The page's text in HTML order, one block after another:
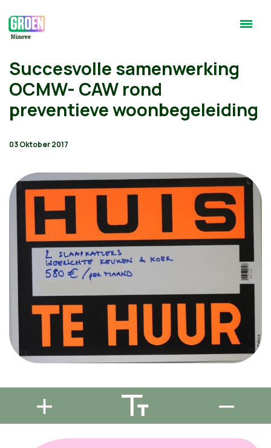
Succesvolle samenwerking
OCMW- CAW rond
preventieve woonbegeleiding
03 Oktober 2017